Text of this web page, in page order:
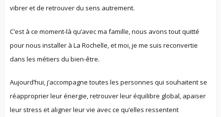
vibrer et de retrouver du sens autrement.
C’est à ce moment-là qu’avec ma famille, nous avons tout quitté
pour nous installer à La Rochelle, et moi, je me suis reconvertie
dans les métiers du bien-être.
Aujourd’hui, j’accompagne toutes les personnes qui souhaitent se
réapproprier leur énergie, retrouver leur équilibre global, apaiser
leur stress et aligner leur vie avec ce qu’elles ressentent